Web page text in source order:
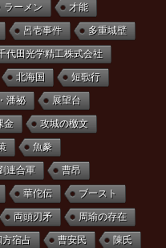
ラーメン 才能
呂壱事件 多重城壁
代田光学精工株式会社
北海国 短歌行
潘祕 展望台
金 攻城の檄文
魚豢
連合軍 曹昂
華佗伝 ブースト
両頭刃矛 周瑜の存在
方宿占 曹安民 陳氏